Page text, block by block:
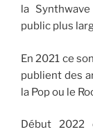
la
public plus
En 2021 ce
publient des
la Pop ou le
Début 2022